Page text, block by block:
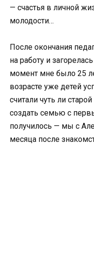
— счастья в личной
молодости…
После окончания
на работу и
момент мне было 25
возрасте уже детей
считали чуть ли
создать семью с
получилось — мы с
месяца после